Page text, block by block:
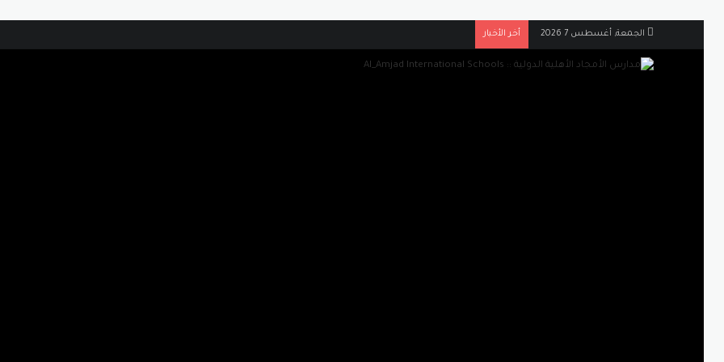
الجمعة, أغسطس 7 2026 أخر الأخبار